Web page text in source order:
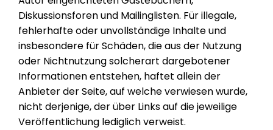
Diskussionsforen und Mailinglisten. Für illegale,
fehlerhafte oder unvollständige Inhalte und
insbesondere für Schäden, die aus der Nutzung
oder Nichtnutzung solcherart dargebotener
Informationen entstehen, haftet allein der
Anbieter der Seite, auf welche verwiesen wurde,
nicht derjenige, der über Links auf die jeweilige
Veröffentlichung lediglich verweist.